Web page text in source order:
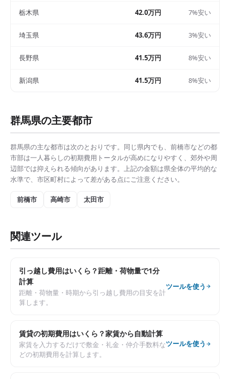
栃木県 42.0万円 7%安い
埼玉県 43.6万円 3%安い
長野県 41.5万円 8%安い
新潟県 41.5万円 8%安い
群馬県の主要都市
群馬県の主な都市は次のとおりです。同じ県内でも、 前橋市などの都
市部は一人暮らしの初期費用トータルが高めになりやすく、郊外や周
辺部では抑えられる傾向があります。上記の金額は県全体の平均的な
水準で、市区町村によって差がある点にご注意ください。
前橋市 高崎市 太田市
関連ツール
引っ越し費用はいくら？距離・荷物量で1分
計算
距離・荷物量・時期から引っ越し費用の目安を計
算します。
ツールを使う
賃貸の初期費用はいくら？家賃から自動計算
家賃を入力するだけで敷金・礼金・仲介手数料な
どの初期費用を計算します。
ツールを使う